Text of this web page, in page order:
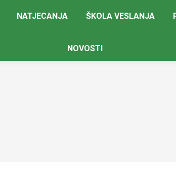
NATJECANJA ŠKOLA VESLANJA
NOVOSTI